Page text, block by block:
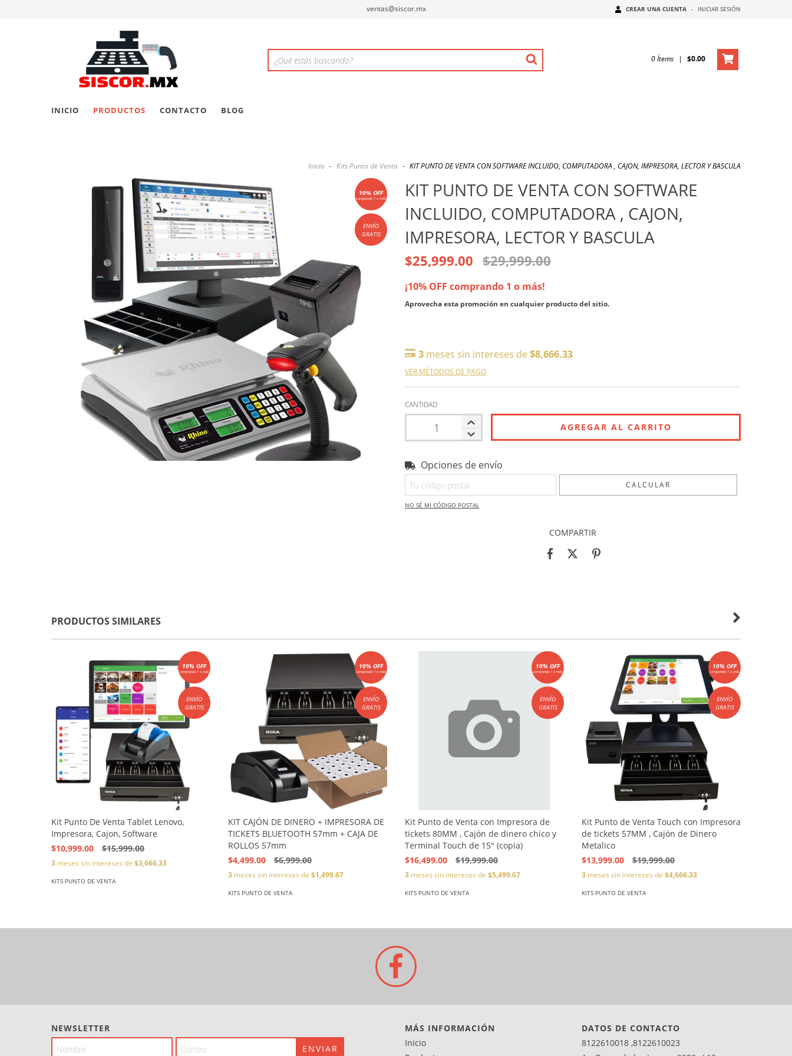
ventas@siscor.mx CREAR UNA CUENTA - INICIAR SESIÓN
0Ítems | $0.00
INICIO PRODUCTOS CONTACTO BLOG
Inicio - Kits Punto de Venta - KIT PUNTO DE VENTA CON SOFTWARE INCLUIDO, COMPUTADORA , CAJON, IMPRESORA, LECTOR Y BASCULA
10% OFF
comprando 1 o más
ENVÍO
GRATIS
KIT PUNTO DE VENTA CON SOFTWARE
INCLUIDO, COMPUTADORA , CAJON,
IMPRESORA, LECTOR Y BASCULA
$25,999.00 $29,999.00
¡10% OFF comprando 1 o más!
Aprovecha esta promoción en cualquier producto del sitio.
3 meses sin intereses de $8,666.33
VER MÉTODOS DE PAGO
CANTIDAD
Entregas para el CP:
Opciones de envío
CALCULAR
NO SÉ MI CÓDIGO POSTAL
COMPARTIR
PRODUCTOS SIMILARES
10% OFF
comprando 1 o más
ENVÍO
GRATIS
Kit Punto De Venta Tablet Lenovo,
Impresora, Cajon, Software
$10,999.00
$15,999.00
3 meses sin intereses de $3,666.33
KITS PUNTO DE VENTA
10% OFF
comprando 1 o más
ENVÍO
GRATIS
KIT CAJÓN DE DINERO + IMPRESORA DE
TICKETS BLUETOOTH 57mm + CAJA DE
ROLLOS 57mm
$4,499.00
$6,999.00
3 meses sin intereses de $1,499.67
KITS PUNTO DE VENTA
10% OFF
comprando 1 o más
ENVÍO
GRATIS
Kit Punto de Venta con Impresora de
tickets 80MM , Cajón de dinero chico y
Terminal Touch de 15" (copia)
$16,499.00
$19,999.00
3 meses sin intereses de $5,499.67
KITS PUNTO DE VENTA
10% OFF
comprando 1 o más
ENVÍO
GRATIS
Kit Punto de Venta Touch con Impresora
de tickets 57MM , Cajón de Dinero
Metalico
$13,999.00
$19,999.00
3 meses sin intereses de $4,666.33
KITS PUNTO DE VENTA
NEWSLETTER
MÁS INFORMACIÓN
Inicio
DATOS DE CONTACTO
8122610018 ,8122610023